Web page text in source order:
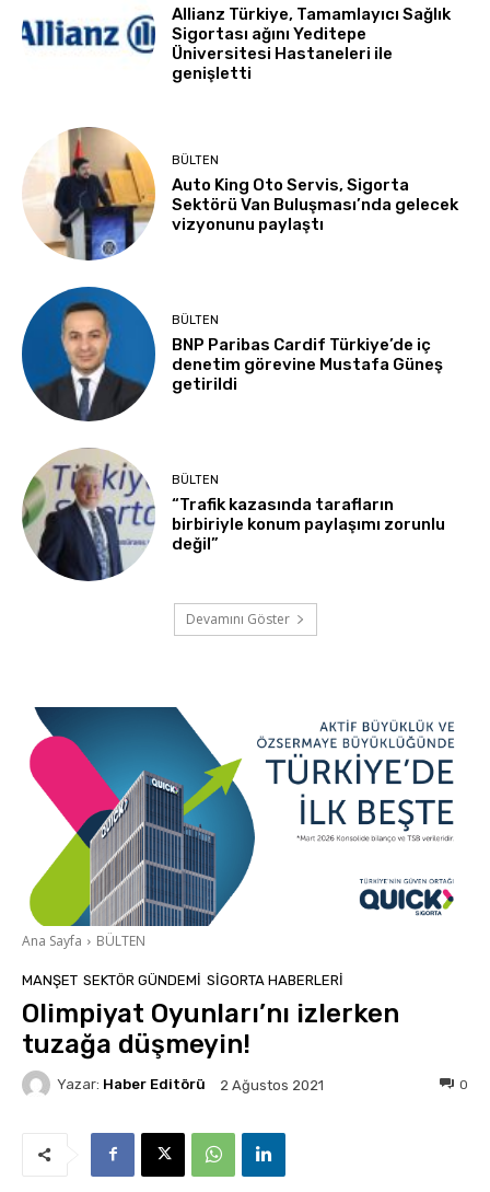
Allianz Türkiye, Tamamlayıcı Sağlık
Sigortası ağını Yeditepe
Üniversitesi Hastaneleri ile
genişletti
BÜLTEN
Auto King Oto Servis, Sigorta
Sektörü Van Buluşması’nda gelecek
vizyonunu paylaştı
BÜLTEN
BNP Paribas Cardif Türkiye’de iç
denetim görevine Mustafa Güneş
getirildi
BÜLTEN
“Trafik kazasında tarafların
birbiriyle konum paylaşımı zorunlu
değil”
Devamını Göster